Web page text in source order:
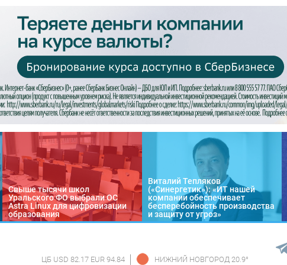
Свыше тысячи школ
Уральского ФО выбрали ОС
Astra Linux для цифровизации
образования
Виталий Тепляков
(«Синергетик»): «ИТ нашей
компании обеспечивает
бесперебойность производства
и защиту от угроз»
ЦБ USD 82.17 EUR 94.84 НИЖНИЙ НОВГОРОД 20.9°